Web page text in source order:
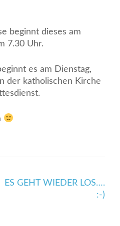
beginnt dieses am
7.30 Uhr.
es am Dienstag,
der katholischen Kirche
ES GEHT WIEDER LOS….
:-)